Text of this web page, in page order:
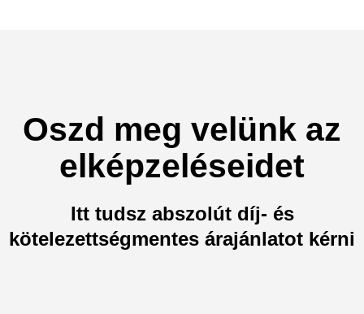
Oszd meg velünk az
elképzeléseidet
Itt tudsz abszolút díj- és
kötelezettségmentes árajánlatot kérni